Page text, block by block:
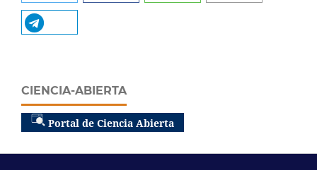
CIENCIA-ABIERTA
Portal de Ciencia Abierta